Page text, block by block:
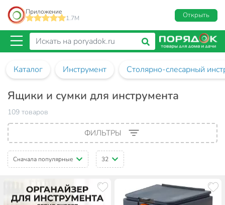
Приложение
1.7M
Открыть
Каталог Инструмент Столярно-слесарный
Ящики и сумки для инструмента
109 товаров
ФИЛЬТРЫ
Сначала популярные 32